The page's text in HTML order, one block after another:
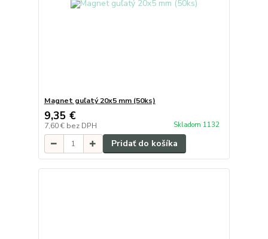
Magnet guľatý 20x5 mm (50ks)
9,35 €
7,60 € bez DPH Skladom 1132
Pridať do košíka